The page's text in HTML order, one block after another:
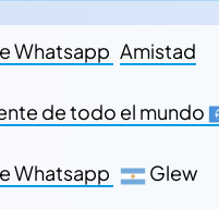
Whatsapp Amistad
de todo el mundo
Whatsapp Glew